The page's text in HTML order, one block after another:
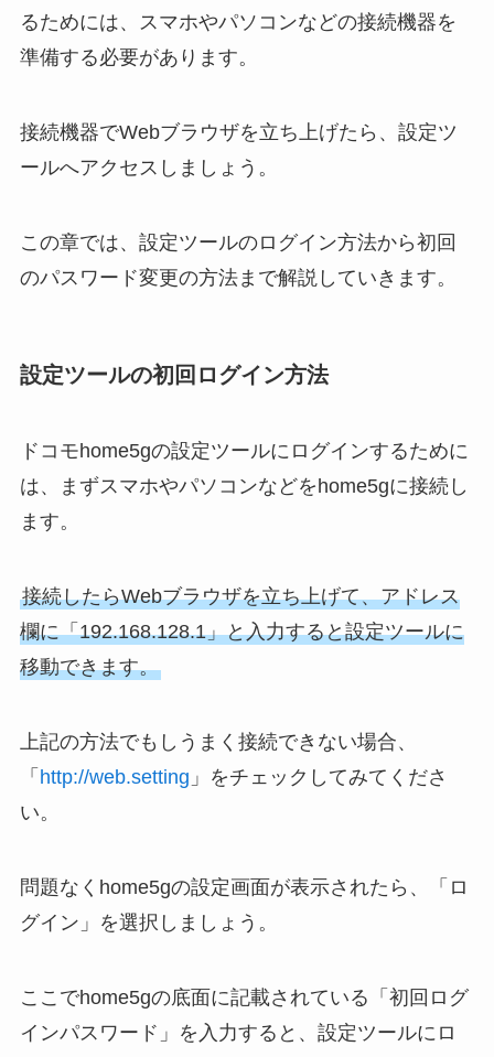
るためには、スマホやパソコンなどの接続機器を
準備する必要があります。
接続機器でWebブラウザを立ち上げたら、設定ツ
ールへアクセスしましょう。
この章では、設定ツールのログイン方法から初回
のパスワード変更の方法まで解説していきます。
設定ツールの初回ログイン方法
ドコモhome5gの設定ツールにログインするために
は、まずスマホやパソコンなどをhome5gに接続し
ます。
接続したらWebブラウザを立ち上げて、アドレス
欄に「192.168.128.1」と入力すると設定ツールに
移動できます。
上記の方法でもしうまく接続できない場合、
「 http://web.setting 」をチェックしてみてくださ
い。
問題なくhome5gの設定画面が表示されたら、「ロ
グイン」を選択しましょう。
ここでhome5gの底面に記載されている「初回ログ
インパスワード」を入力すると、設定ツールにロ